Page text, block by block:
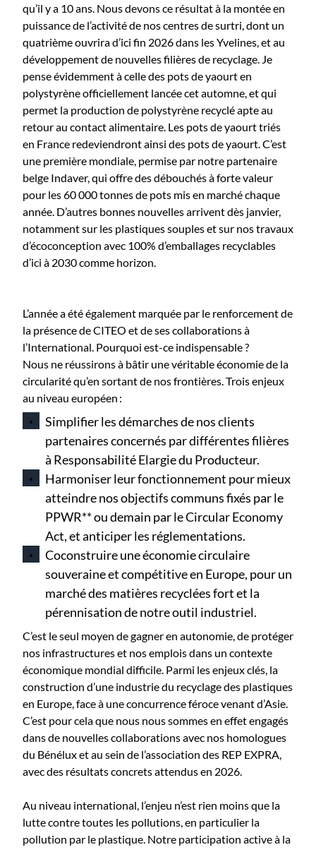
qu’il y a 10 ans. Nous devons ce résultat à la montée en
puissance de l’activité de nos centres de surtri, dont un
quatrième ouvrira d’ici fin 2026 dans les Yvelines, et au
développement de nouvelles filières de recyclage. Je
pense évidemment à celle des pots de yaourt en
polystyrène officiellement lancée cet automne, et qui
permet la production de polystyrène recyclé apte au
retour au contact alimentaire. Les pots de yaourt triés
en France redeviendront ainsi des pots de yaourt. C’est
une première mondiale, permise par notre partenaire
belge Indaver, qui offre des débouchés à forte valeur
pour les 60 000 tonnes de pots mis en marché chaque
année. D’autres bonnes nouvelles arrivent dès janvier,
notamment sur les plastiques souples et sur nos travaux
d’écoconception avec 100% d’emballages recyclables
d’ici à 2030 comme horizon.
L’année a été également marquée par le renforcement de
la présence de CITEO et de ses collaborations à
l’International. Pourquoi est-ce indispensable ?
Nous ne réussirons à bâtir une véritable économie de la
circularité qu’en sortant de nos frontières. Trois enjeux
au niveau européen :
Simplifier les démarches de nos clients
partenaires concernés par différentes filières
à Responsabilité Elargie du Producteur.
Harmoniser leur fonctionnement pour mieux
atteindre nos objectifs communs fixés par le
PPWR** ou demain par le Circular Economy
Act, et anticiper les réglementations.
Coconstruire une économie circulaire
souveraine et compétitive en Europe, pour un
marché des matières recyclées fort et la
pérennisation de notre outil industriel.
C’est le seul moyen de gagner en autonomie, de protéger
nos infrastructures et nos emplois dans un contexte
économique mondial difficile. Parmi les enjeux clés, la
construction d’une industrie du recyclage des plastiques
en Europe, face à une concurrence féroce venant d’Asie.
C’est pour cela que nous nous sommes en effet engagés
dans de nouvelles collaborations avec nos homologues
du Bénélux et au sein de l’association des REP EXPRA,
avec des résultats concrets attendus en 2026.
Au niveau international, l’enjeu n’est rien moins que la
lutte contre toutes les pollutions, en particulier la
pollution par le plastique. Notre participation active à la